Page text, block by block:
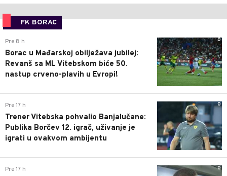
FK BORAC
0
Pre 8 h
Borac u Mađarskoj obilježava jubilej:
Revanš sa ML Vitebskom biće 50.
nastup crveno-plavih u Evropi!
0
Pre 17 h
Trener Vitebska pohvalio Banjalučane:
Publika Borčev 12. igrač, uživanje je
igrati u ovakvom ambijentu
0
Pre 17 h